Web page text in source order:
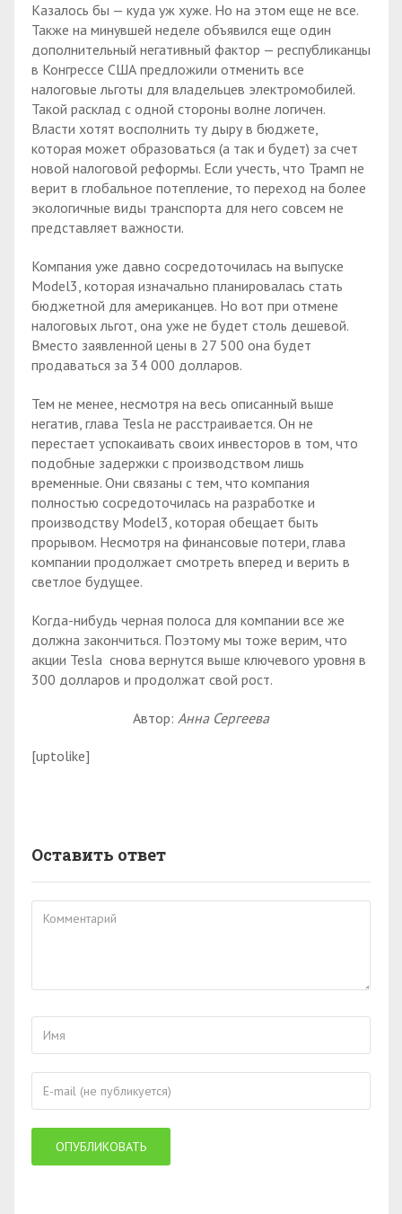
Казалось бы — куда уж хуже. Но на этом еще не все.
Также на минувшей неделе объявился еще один
дополнительный негативный фактор — республиканцы
в Конгрессе США предложили отменить все
налоговые льготы для владельцев электромобилей.
Такой расклад с одной стороны волне логичен.
Власти хотят восполнить ту дыру в бюджете,
которая может образоваться (а так и будет) за счет
новой налоговой реформы. Если учесть, что Трамп не
верит в глобальное потепление, то переход на более
экологичные виды транспорта для него совсем не
представляет важности.
Компания уже давно сосредоточилась на выпуске
Model3, которая изначально планировалась стать
бюджетной для американцев. Но вот при отмене
налоговых льгот, она уже не будет столь дешевой.
Вместо заявленной цены в 27 500 она будет
продаваться за 34 000 долларов.
Тем не менее, несмотря на весь описанный выше
негатив, глава Tesla не расстраивается. Он не
перестает успокаивать своих инвесторов в том, что
подобные задержки с производством лишь
временные. Они связаны с тем, что компания
полностью сосредоточилась на разработке и
производству Model3, которая обещает быть
прорывом. Несмотря на финансовые потери, глава
компании продолжает смотреть вперед и верить в
светлое будущее.
Когда-нибудь черная полоса для компании все же
должна закончиться. Поэтому мы тоже верим, что
акции Tesla снова вернутся выше ключевого уровня в
300 долларов и продолжат свой рост.
Автор: Анна Сергеева
[uptolike]
Оставить ответ